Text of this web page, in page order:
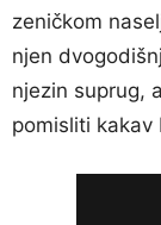
zeničkom
njen
njezin suprug,
pomisliti kakav